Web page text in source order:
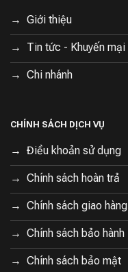
Giới thiệu
Tin tức - Khuyến mại
Chi nhánh
CHÍNH SÁCH DỊCH VỤ
Điều khoản sử dụng
Chính sách hoàn trả
Chính sách giao hàng
Chính sách bảo hành
Chính sách bảo mật